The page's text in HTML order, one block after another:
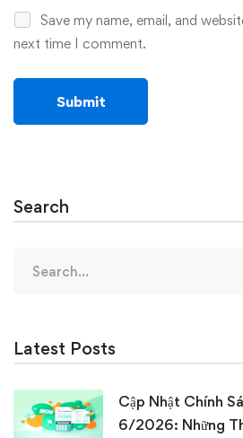
Save my name, email, and
next time I comment.
Search
for:
Latest Posts
Cập Nhật Chính
6/2026: Những